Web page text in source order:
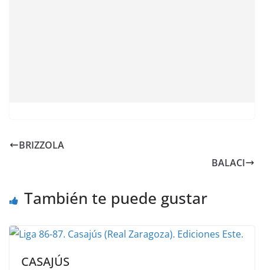
BRIZZOLA
BALACI
También te puede gustar
CASAJÚS